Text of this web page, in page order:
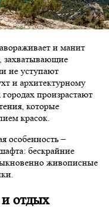
и манит
захватывающие
не уступают
и архитектурному
произрастают
которые
красок.
особенность –
бескрайние
живописные
отдых